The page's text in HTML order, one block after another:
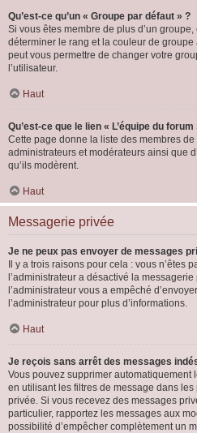
Qu’est-ce qu’un « Groupe par défaut » ?
Si vous êtes membre de plus d’un
déterminer le rang et la couleur de groupe
peut vous permettre de changer votre
l’utilisateur.
Haut
Qu’est-ce que le lien « L’équipe du forum
Cette page donne la liste des membres
administrateurs et modérateurs ainsi que
qu’ils modèrent.
Haut
Messagerie privée
Je ne peux pas envoyer de messages
Il y a trois raisons pour cela : vous n’êtes
l’administrateur a désactivé la
l’administrateur vous a empêché
l’administrateur pour plus d’informations.
Haut
Je reçois sans arrêt des messages
Vous pouvez supprimer automatiquement
en utilisant les filtres de message dans
privée. Si vous recevez des messages
particulier, rapportez les messages aux
possibilité d’empêcher complètement un